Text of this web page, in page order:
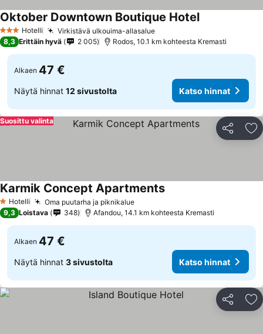
3 Tähtiluokitus
Hotelli Virkistävä ulkouima-allasalueKatso hinnat
Oktober Downtown Boutique HotelKatso hinnat
8,3 Erittäin hyvä 2 005 Rodos, 10.1 km kohteesta Kremasti
Alkaen 47 €
Näytä hinnat 12 sivustolta Katso hinnat
Jaa
Suosittu valinta
1 Tähtiluokitus
Hotelli Oma puutarha ja piknikalueKatso hinnat
Karmik Concept ApartmentsKatso hinnat
9,3 Loistava 348 Afandou, 14.1 km kohteesta Kremasti
Alkaen 47 €
Näytä hinnat 3 sivustolta Katso hinnat
Jaa